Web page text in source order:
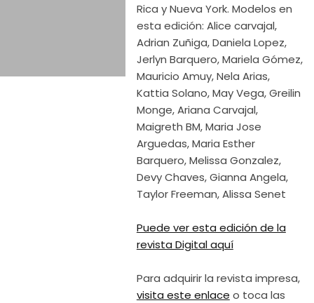
Rica y Nueva York. Modelos en
esta edición: Alice carvajal,
Adrian Zuñiga, Daniela Lopez,
Jerlyn Barquero, Mariela Gómez,
Mauricio Amuy, Nela Arias,
Kattia Solano, May Vega, Greilin
Monge, Ariana Carvajal,
Maigreth BM, Maria Jose
Arguedas, Maria Esther
Barquero, Melissa Gonzalez,
Devy Chaves, Gianna Angela,
Taylor Freeman, Alissa Senet
Puede ver esta edición de la
revista Digital aquí
Para adquirir la revista impresa,
visita este enlace o toca las